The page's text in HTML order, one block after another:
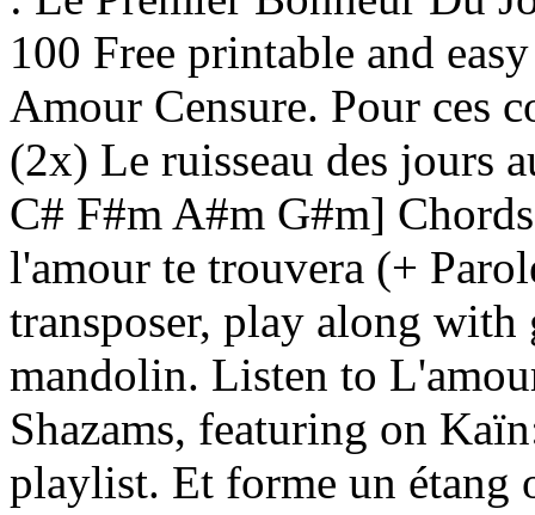
100 Free printable and
Amour Censure. Pour ces
(2x) Le ruisseau des jours
C# F#m A#m G#m]
l'amour te trouvera (+
transposer, play along
mandolin. Listen to
Shazams, featuring on
playlist. Et forme un étang